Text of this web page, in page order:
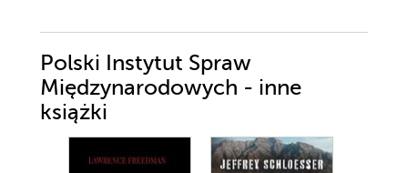
Polski Instytut Spraw
Międzynarodowych - inne
książki